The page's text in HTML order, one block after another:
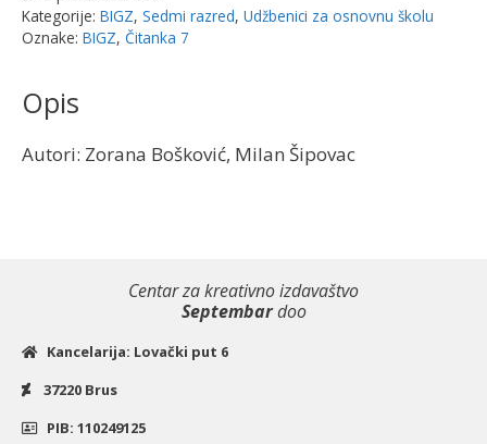
količina
Kategorije: BIGZ, Sedmi razred, Udžbenici za osnovnu školu
Oznake: BIGZ, Čitanka 7
Opis
Autori: Zorana Bošković, Milan Šipovac
Centar za kreativno izdavaštvo
Septembardoo
Kancelarija: Lovački put 6
37220 Brus
PIB: 110249125